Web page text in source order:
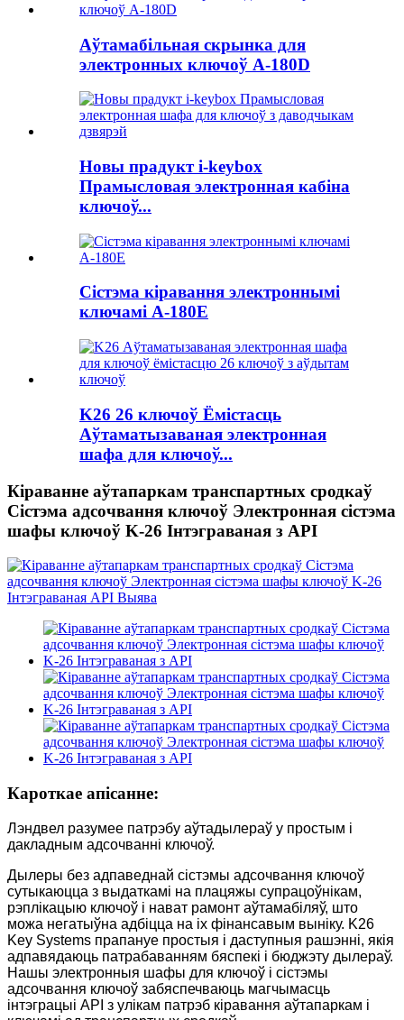
Аўтамабільная скрынка для
электронных ключоў A-180D
Новы прадукт i-keybox
Прамысловая электронная кабіна
ключоў...
Сістэма кіравання электроннымі
ключамі A-180E
K26 26 ключоў Ёмістасць
Аўтаматызаваная электронная
шафа для ключоў...
Кіраванне аўтапаркам транспартных сродкаў
Сістэма адсочвання ключоў Электронная сістэма
шафы ключоў K-26 Інтэграваная з API
Кароткае апісанне:
Лэндвел разумее патрэбу аўтадылераў у простым і
дакладным адсочванні ключоў.
Дылеры без адпаведнай сістэмы адсочвання ключоў
сутыкаюцца з выдаткамі на плацяжы супрацоўнікам,
рэплікацыю ключоў і нават рамонт аўтамабіляў, што
можа негатыўна адбіцца на іх фінансавым выніку. K26
Key Systems прапануе простыя і даступныя рашэнні, якія
адпавядаюць патрабаванням бяспекі і бюджэту дылераў.
Нашы электронныя шафы для ключоў і сістэмы
адсочвання ключоў забяспечваюць магчымасць
інтэграцыі API з улікам патрэб кіравання аўтапаркам і